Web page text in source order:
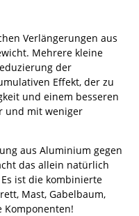
Verlängerungen aus
Mehrere kleine
der
Effekt, der zu
und einem besseren
und mit weniger
aus Aluminium gegen
das allein natürlich
ist die kombinierte
Mast, Gabelbaum,
Komponenten!